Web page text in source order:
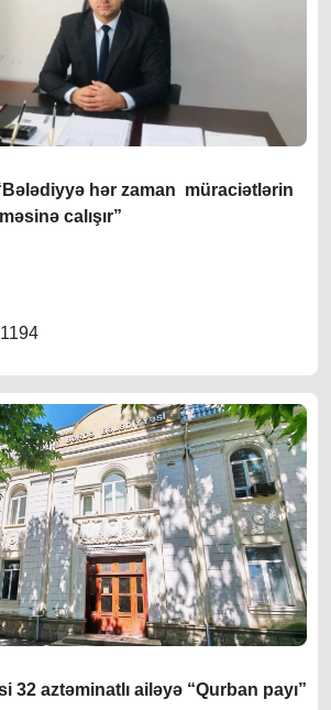
hər zaman müraciətlərin
calışır”
1194
32 aztəminatlı ailəyə “Qurban payı”